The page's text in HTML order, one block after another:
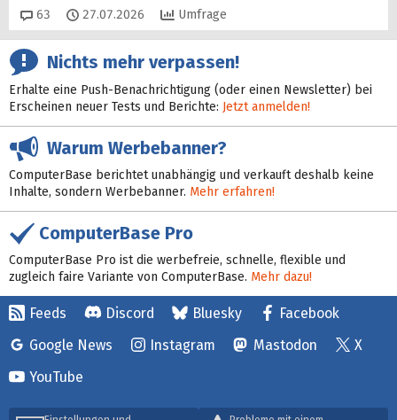
63 Kommentare
27.07.2026 Umfrage
Nichts mehr verpassen!
Erhalte eine Push-Benachrichtigung (oder einen Newsletter) bei
Erscheinen neuer Tests und Berichte: Jetzt anmelden!
Warum Werbebanner?
ComputerBase berichtet unabhängig und verkauft deshalb keine
Inhalte, sondern Werbebanner. Mehr erfahren!
ComputerBase Pro
ComputerBase Pro ist die werbefreie, schnelle, flexible und
zugleich faire Variante von ComputerBase. Mehr dazu!
Feeds Discord Bluesky
Facebook
Google News
Instagram Mastodon
X
YouTube